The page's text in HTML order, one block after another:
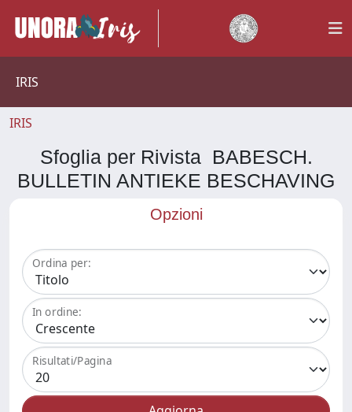
IRIS
IRIS
Sfoglia per Rivista BABESCH.
BULLETIN ANTIEKE BESCHAVING
Opzioni
Ordina per:
In ordine:
Risultati/Pagina